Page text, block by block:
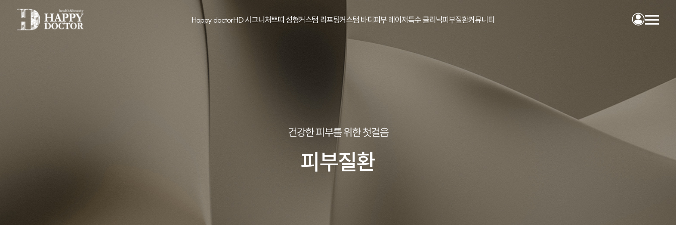
Happy doctorHD 시그니처쁘띠 성형커스텀 리프팅커스텀 바디피부 레이저특수 클리닉피부질환커뮤니티
건강한 피부를 위한 첫걸음
피부질환